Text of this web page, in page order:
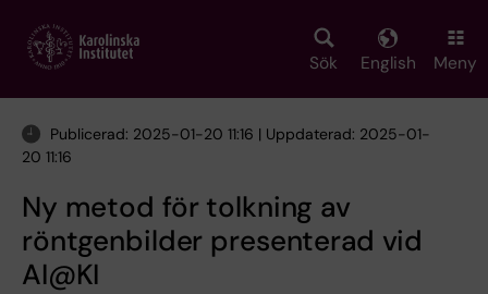
main
Sök English Meny
Publicerad: 2025-01-20 11:16 | Uppdaterad: 2025-01-
20 11:16
Ny metod för tolkning av
röntgenbilder presenterad vid
AI@KI